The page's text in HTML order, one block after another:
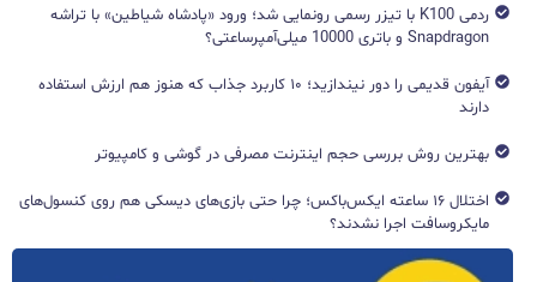
ردمی K100 با تیزر رسمی رونمایی شد؛ ورود «پادشاه شیاطین» با تراشه
Snapdragon و باتری 10000 میلی‌آمپرساعتی؟
آیفون قدیمی را دور نیندازید؛ ۱۰ کاربرد جذاب که هنوز هم ارزش استفاده
دارند
بهترین روش بررسی حجم اینترنت مصرفی در گوشی و کامپیوتر
اختلال ۱۶ ساعته ایکس‌باکس؛ چرا حتی بازی‌های دیسکی هم روی کنسول‌های
مایکروسافت اجرا نشدند؟